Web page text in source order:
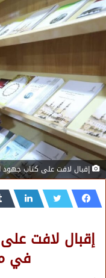
إقبال لافت على كتاب
إقبال لافت
في